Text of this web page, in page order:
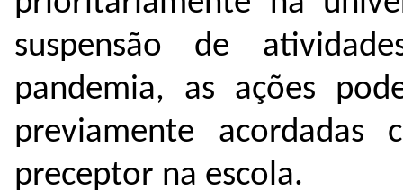
suspensão de
pandemia, as ações
previamente
preceptor na escola.